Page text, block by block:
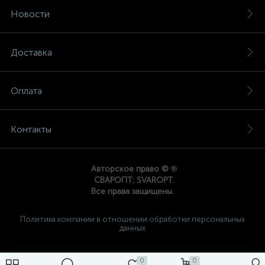
0 0
Новости
Доставка
Оплата
Контакты
Авторское право © ®
СВАРОПТ; SVAROPT.
Все права защищены.
Политика компании в отношении обработки персональных
данных